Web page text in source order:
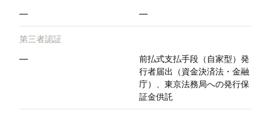
—
—
第三者認証
—
前払式支払手段（自家型）発
行者届出（資金決済法・金融
庁）、東京法務局への発行保
証金供託